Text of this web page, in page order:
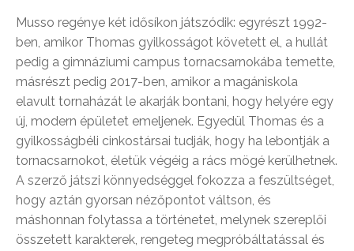
Musso regénye két idősíkon játszódik: egyrészt 1992-
ben, amikor Thomas gyilkosságot követett el, a hullát
pedig a gimnáziumi campus tornacsarnokába temette,
másrészt pedig 2017-ben, amikor a magániskola
elavult tornaházát le akarják bontani, hogy helyére egy
új, modern épületet emeljenek. Egyedül Thomas és a
gyilkosságbéli cinkostársai tudják, hogy ha lebontják a
tornacsarnokot, életük végéig a rács mögé kerülhetnek.
A szerző játszi könnyedséggel fokozza a feszültséget,
hogy aztán gyorsan nézőpontot váltson, és
máshonnan folytassa a történetet, melynek szereplői
összetett karakterek, rengeteg megpróbáltatással és